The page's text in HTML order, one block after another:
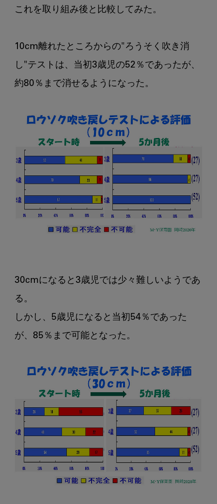
これを取り組み後と比較してみた。
10cm離れたところからの"ろうそく吹き消
し"テストは、当初3歳児の52％であったが、
約80％まで消せるようになった。
30cmになると3歳児では少々難しいようであ
る。
しかし、5歳児になると当初54％であった
が、85％まで可能となった。